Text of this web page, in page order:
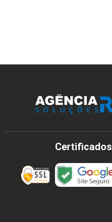
Certificados